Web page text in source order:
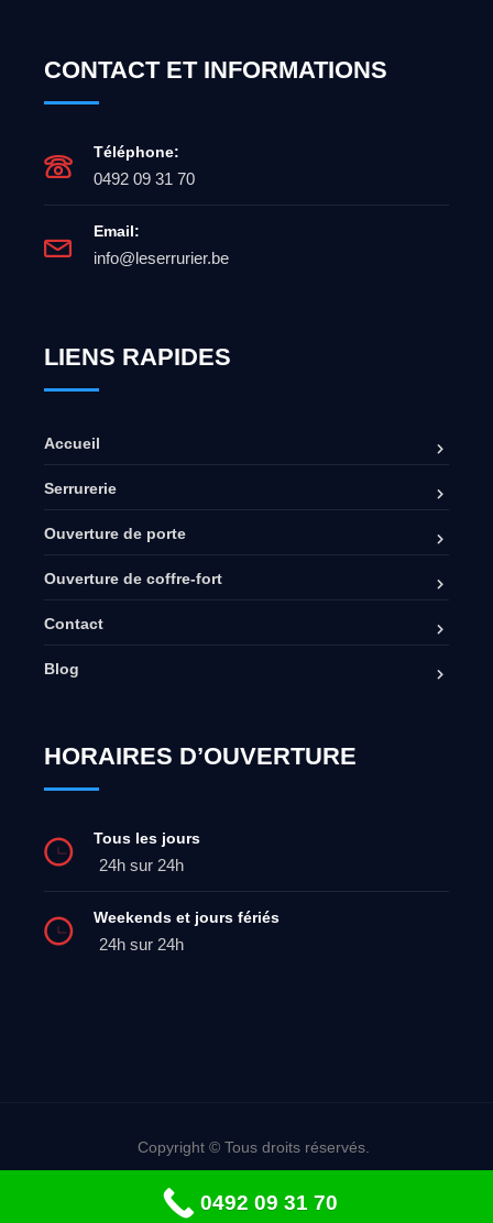
CONTACT ET INFORMATIONS
Téléphone:
0492 09 31 70
Email:
info@leserrurier.be
LIENS RAPIDES
Accueil
Serrurerie
Ouverture de porte
Ouverture de coffre-fort
Contact
Blog
HORAIRES D’OUVERTURE
Tous les jours
24h sur 24h
Weekends et jours fériés
24h sur 24h
Copyright © Tous droits réservés.
Dépannage urgent: 0492 09 31 70
0492 09 31 70